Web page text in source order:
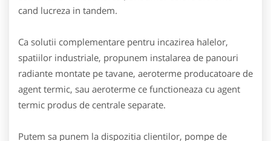
cand lucreza in tandem.
Ca solutii complementare pentru incazirea halelor,
spatiilor industriale, propunem instalarea de panouri
radiante montate pe tavane, aeroterme producatoare de
agent termic, sau aeroterme ce functioneaza cu agent
termic produs de centrale separate.
Putem sa punem la dispozitia clientilor, pompe de